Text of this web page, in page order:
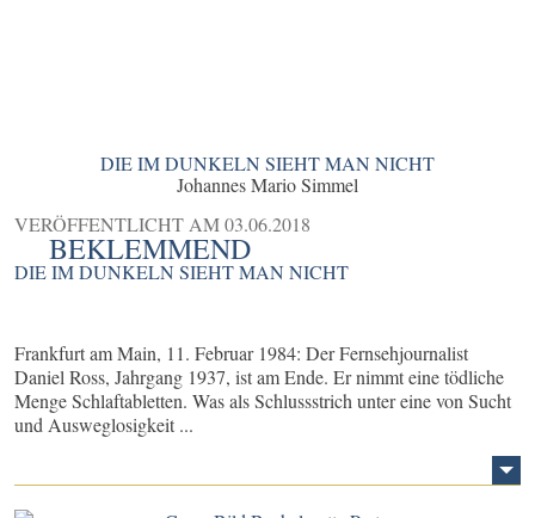
DIE IM DUNKELN SIEHT MAN NICHT
Johannes Mario Simmel
VERÖFFENTLICHT AM03.06.2018
BEKLEMMEND
DIE IM DUNKELN SIEHT MAN NICHT
Frankfurt am Main, 11. Februar 1984: Der Fernsehjournalist
Daniel Ross, Jahrgang 1937, ist am Ende. Er nimmt eine tödliche
Menge Schlaftabletten. Was als Schlussstrich unter eine von Sucht
und Ausweglosigkeit ...